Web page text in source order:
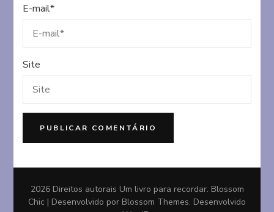
E-mail*
Site
2026 Direitos autorais Um livro para recordar. Blossom
Chic | Desenvolvido por Blossom Themes. Desenvolvido